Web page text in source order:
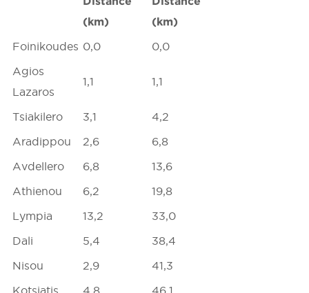
(km)
(km)
Foinikoudes 0,0
0,0
Agios
Lazaros
1,1 1,1
Tsiakilero 3,1
4,2
Aradippou
2,6
6,8
Avdellero
6,8
13,6
Athienou
6,2
19,8
Lympia
13,2
33,0
Dali
5,4
38,4
Nisou
2,9
41,3
Kotsiatis
4,8 46,1